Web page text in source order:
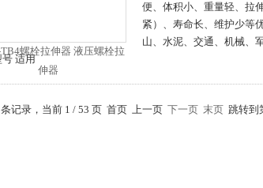
便、体积小、重量轻、拉
紧）、寿命长、维护少等
山、水泥、交通、机械、
适用
记录，当前 1 / 53 页 首页 上一页 下一页 末页 跳转到